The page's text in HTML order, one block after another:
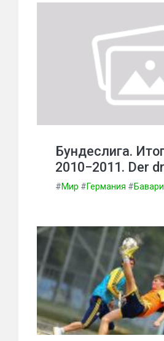
Бундеслига.
2010−2011. Der
#Мир #Германия #